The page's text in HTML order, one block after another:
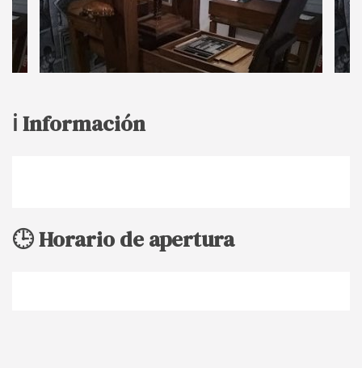
ℹ️ Información
🕒 Horario de apertura